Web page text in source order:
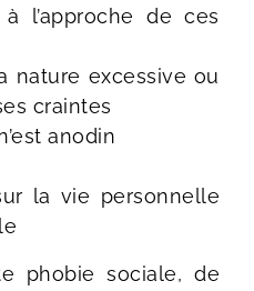
l’approche de ces
nature excessive ou
craintes
anodin
la vie personnelle
phobie sociale, de